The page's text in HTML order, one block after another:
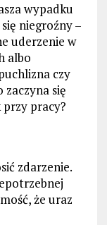
wypadku
niegroźny –
uderzenie w
albo
czy
się
przy pracy?
zdarzenie.
że uraz